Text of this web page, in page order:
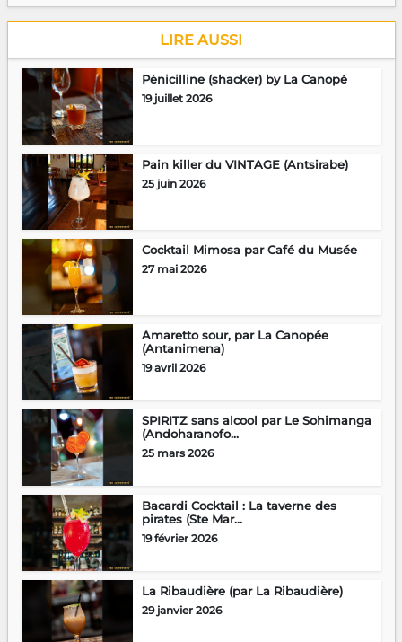
LIRE AUSSI
Pėnicilline (shacker) by La Canopé
19 juillet 2026
Pain killer du VINTAGE (Antsirabe)
25 juin 2026
Cocktail Mimosa par Café du Musée
27 mai 2026
Amaretto sour, par La Canopée
(Antanimena)
19 avril 2026
SPIRITZ sans alcool par Le Sohimanga
(Andoharanofo...
25 mars 2026
Bacardi Cocktail : La taverne des
pirates (Ste Mar...
19 février 2026
La Ribaudière (par La Ribaudière)
29 janvier 2026